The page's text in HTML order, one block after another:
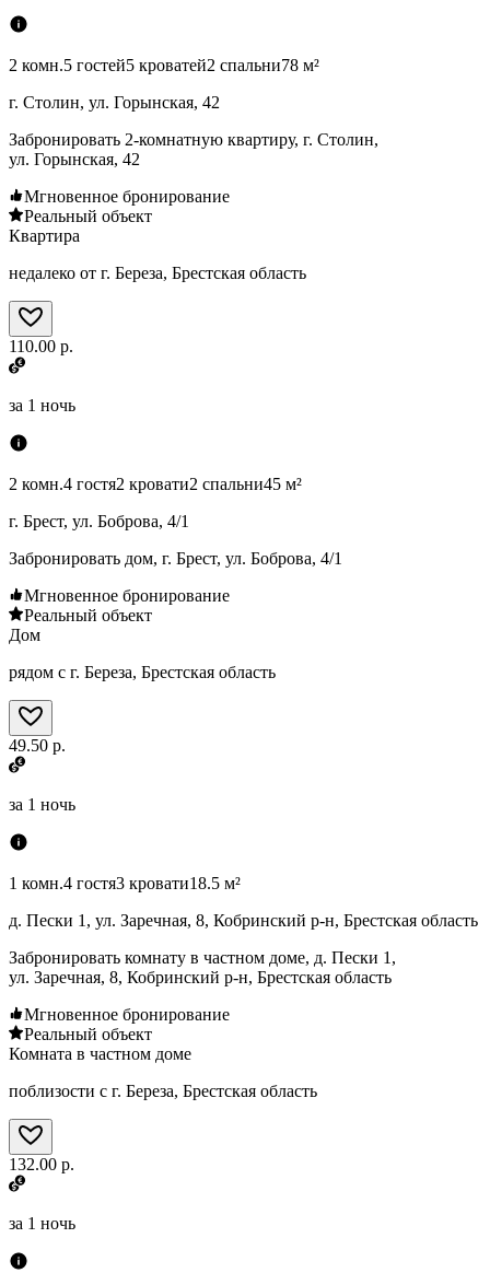
2 комн.5 гостей5 кроватей2 спальни78 м²
г. Столин, ул. Горынская, 42
Забронировать 2-комнатную квартиру, г. Столин,
ул. Горынская, 42
Мгновенное бронирование
Реальный объект
Квартира
недалеко от г. Береза, Брестская область
110.00 р.
за 1 ночь
2 комн.4 гостя2 кровати2 спальни45 м²
г. Брест, ул. Боброва, 4/1
Забронировать дом, г. Брест, ул. Боброва, 4/1
Мгновенное бронирование
Реальный объект
Дом
рядом с г. Береза, Брестская область
49.50 р.
за 1 ночь
1 комн.4 гостя3 кровати18.5 м²
д. Пески 1, ул. Заречная, 8, Кобринский р-н, Брестская область
Забронировать комнату в частном доме, д. Пески 1,
ул. Заречная, 8, Кобринский р-н, Брестская область
Мгновенное бронирование
Реальный объект
Комната в частном доме
поблизости с г. Береза, Брестская область
132.00 р.
за 1 ночь